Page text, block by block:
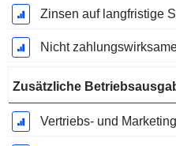
Zinsen auf langfristige
Nicht
Zusätzliche
Vertriebs- und